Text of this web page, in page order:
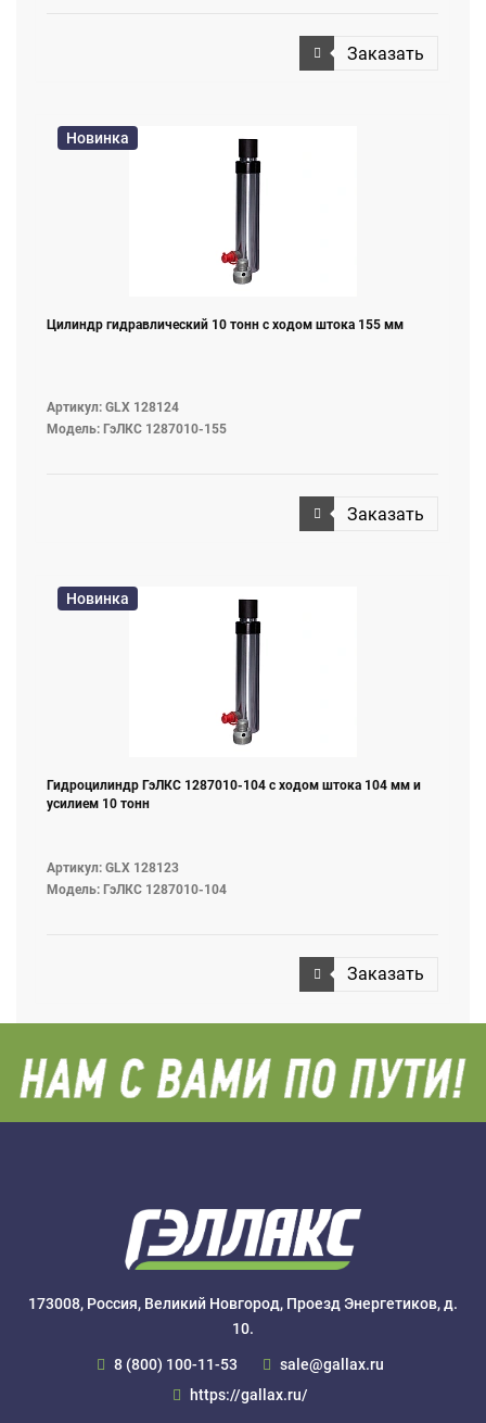
Заказать
Новинка
Цилиндр гидравлический 10 тонн с ходом штока 155 мм
Артикул: GLX 128124
Модель: ГэЛКС 1287010-155
Заказать
Новинка
Гидроцилиндр ГэЛКС 1287010-104 с ходом штока 104 мм и
усилием 10 тонн
Артикул: GLX 128123
Модель: ГэЛКС 1287010-104
Заказать
173008, Россия, Великий Новгород, Проезд Энергетиков, д.
10.
8 (800) 100-11-53
sale@gallax.ru
https://gallax.ru/